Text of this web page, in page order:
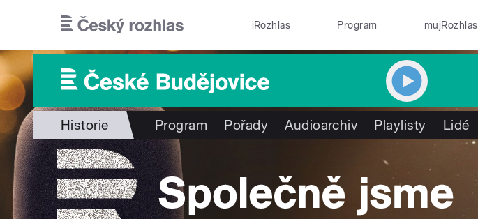
iRozhlas Program mujRozhlas
Historie Program Pořady Audioarchiv Playlisty Lidé